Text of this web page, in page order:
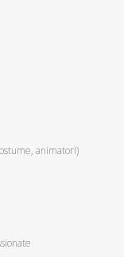
animatori)